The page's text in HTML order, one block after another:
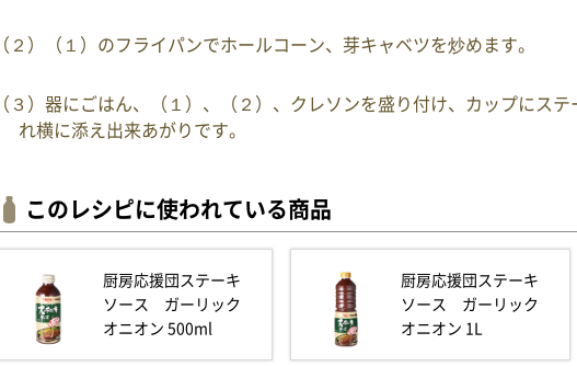
（２）（１）のフライパンでホールコーン、芽キャベツを炒めます。
（３）器にごはん、（１）、（２）、クレソンを盛り付け、カップにス
れ横に添え出来あがりです。
このレシピに使われている商品
厨房応援団ステーキ
ソース ガーリック
オニオン 500ml
厨房応援団ステーキ
ソース ガーリック
オニオン 1L